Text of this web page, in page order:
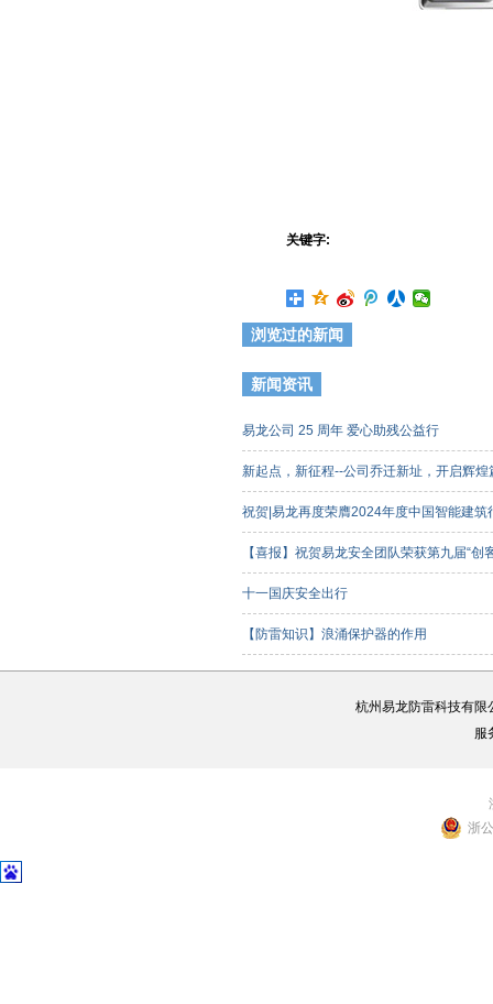
关键字:
浏览过的新闻
新闻资讯
易龙公司 25 周年 爱心助残公益行
新起点，新征程--公司乔迁新址，开启辉
祝贺|易龙再度荣膺2024年度中国智能建
【喜报】祝贺易龙安全团队荣获第九届“
十一国庆安全出行
【防雷知识】浪涌保护器的作用
杭州易龙防雷科技有限
服
浙